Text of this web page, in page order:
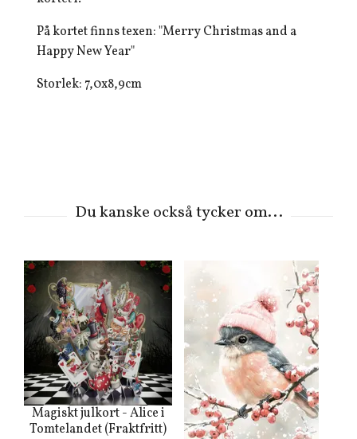
På kortet finns texen: "Merry Christmas and a
Happy New Year"
Storlek: 7,0x8,9cm
Magiskt julkort - Alice i
Tomtelandet (Fraktfritt)